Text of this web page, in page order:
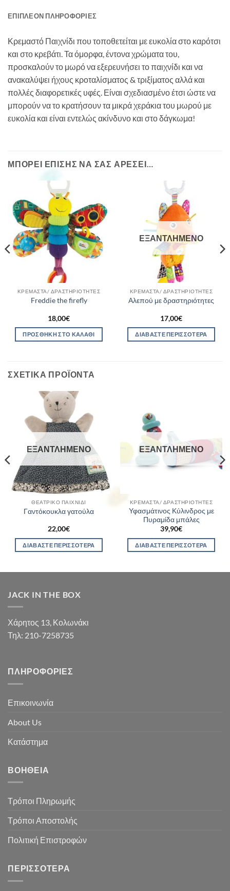
ΕΠΙΠΛΈΟΝ ΠΛΗΡΟΦΟΡΊΕΣ
Κρεμαστό Παιχνίδι που τοποθετείται με ευκολία στο καρότσι
και στο κρεβάτι. Τα όμορφα, έντονα χρώματα του,
προσκαλούν το μωρό να εξερευνήσει το παιχνίδι και να
ανακαλύψει ήχους κροταλίσματος & τριξίματος αλλά και
πολλές διαφορετικές υφές. Είναι σχεδιασμένο έτσι ώστε να
μπορούν να το κρατήσουν τα μικρά χεράκια του μωρού με
ευκολία και είναι εντελώς ακίνδυνο και στο δάγκωμα!
ΜΠΟΡΕΊ ΕΠΊΣΗΣ ΝΑ ΣΑΣ ΑΡΈΣΕΙ…
ΚΡΕΜΑΣΤΆ/ ΔΡΑΣΤΗΡΙΌΤΗΤΕΣ
Freddie the firefly
18,00€
ΠΡΟΣΘΉΚΗ ΣΤΟ ΚΑΛΆΘΙ
ΕΞΑΝΤΛΗΜΈΝΟ
ΚΡΕΜΑΣΤΆ/ ΔΡΑΣΤΗΡΙΌΤΗΤΕΣ
Αλεπού με δραστηριότητες
17,00€
ΔΙΑΒΆΣΤΕ ΠΕΡΙΣΣΌΤΕΡΑ
ΣΧΕΤΙΚΆ ΠΡΟΪΌΝΤΑ
ΕΞΑΝΤΛΗΜΈΝΟ
ΘΕΑΤΡΙΚΌ ΠΑΙΧΝΊΔΙ
Γαντόκουκλα γατούλα
22,00€
ΔΙΑΒΆΣΤΕ ΠΕΡΙΣΣΌΤΕΡΑ
ΕΞΑΝΤΛΗΜΈΝΟ
ΚΡΕΜΑΣΤΆ/ ΔΡΑΣΤΗΡΙΌΤΗΤΕΣ
Υφασμάτινος Κύλινδρος με
Πυραμίδα μπάλες
39,90€
ΔΙΑΒΆΣΤΕ ΠΕΡΙΣΣΌΤΕΡΑ
JACK IN THE BOX
Χάρητος 13, Κολωνάκι
Τηλ: 210-7258735
ΠΛΗΡΟΦΟΡΊΕΣ
Επικοινωνία
About Us
Κατάστημα
ΒΟΉΘΕΙΑ
Τρόποι Πληρωμής
Τρόποι Αποστολής
Πολιτική Επιστροφών
ΠΕΡΙΣΣΌΤΕΡΑ